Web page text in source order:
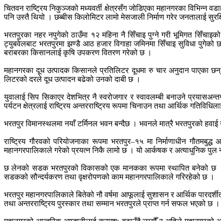
चितवन राष्ट्रिय निकुञ्जको मध्यवर्ती क्षेत्रसँग जोडिएका महानगरका
पनि उस्तै थियो । छब्बीस किलोमिटर लामो मेसजाली निर्माण गरेर जनतालाई
भरतपुरका नहर नपुगेको ठाउँमा १२ महिना नै सिँचाइ पुग्ने गरी भूमिगत
ट्युबवेलबाट भरतपुरमा झण्डै आठ हजार विगाहा जमिनमा सिँचाइ सुविधा
बराबरका किसानलाई कृषि उपकरण वितरण गरेको छ ।
महानगरका दूध उत्पादक किसानले प्रतिलिटर दूधमा रु चार अनुदान पाएका
लिटरको दरले दूध उत्पादन बढेको उनको दाबी छ ।
युवालाई सिप सिकाएर देशभित्र नै स्वरोजगार र स्वावलम्बी बनाउने
पर्यटन क्षेत्रलाई राष्ट्रिय अन्तरराष्ट्रिय रूपमा चिनाउन तथा आर्थिक
भरतपुर विमानस्थलमा नयाँ टर्मिनल भवन बन्दैछ । भवनले मात्रै भरतपुरको
राष्ट्रिय गौरवको परियोजनाका रूपमा भरतपुर–१५ मा निर्माणाधीन
महानगरपालिकाले गरेको प्रयत्न निकै लामो छ । यो आर्कषक र अत्याधुनिक
छ लेनको सडक भरतपुरको विकासको एक मानकका रूपमा स्थापित बनेको छ
सडकको सौन्दर्यकरण तथा वृक्षरोपणको काम महानगरपालिकाले गरिरहेको छ ।
भरतपुर महानगरपालिकाले बितेको नौ वर्षमा आफूलाई सुशासन र आर्थिक
तथा अन्तरराष्ट्रिय पुरस्कार तथा सम्मान भरतपुरले प्राप्त गर्न सफल भएको छ ।